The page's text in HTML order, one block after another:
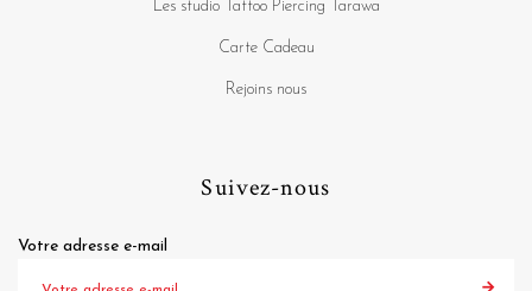
Les studio Tattoo Piercing Tarawa
Carte Cadeau
Rejoins nous
Suivez-nous
Votre adresse e-mail